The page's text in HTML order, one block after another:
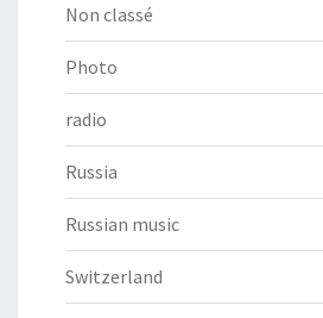
Non classé
Photo
radio
Russia
Russian music
Switzerland